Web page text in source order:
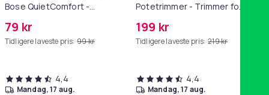
Bose QuietComfort -
Grå
79 kr
Tidligere laveste pris: 99 kr
4,4
mandag, 17 aug.
Potetrimmer - Trimmer for
199 kr
Tidligere laveste pris: 219 kr
4,4
mandag, 17 aug.